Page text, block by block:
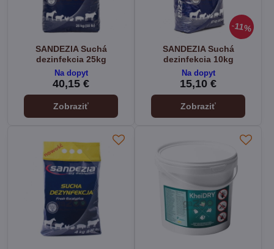
SANDEZIA Suchá
dezinfekcia 25kg
Na dopyt
40,15 €
Zobraziť
11%
SANDEZIA Suchá
dezinfekcia 10kg
Na dopyt
15,10 €
Zobraziť